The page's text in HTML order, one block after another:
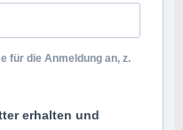
für die Anmeldung an, z.
erhalten und